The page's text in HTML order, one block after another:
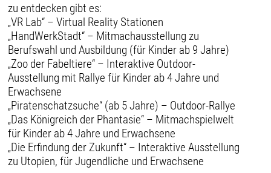
zu entdecken gibt es:
„VR Lab“ – Virtual Reality Stationen
„HandWerkStadt“ – Mitmachausstellung zu
Berufswahl und Ausbildung (für Kinder ab 9 Jahre)
„Zoo der Fabeltiere“ – Interaktive Outdoor-
Ausstellung mit Rallye für Kinder ab 4 Jahre und
Erwachsene
„Piratenschatzsuche“ (ab 5 Jahre) – Outdoor-Rallye
„Das Königreich der Phantasie“ – Mitmachspielwelt
für Kinder ab 4 Jahre und Erwachsene
„Die Erfindung der Zukunft“ – Interaktive Ausstellung
zu Utopien, für Jugendliche und Erwachsene